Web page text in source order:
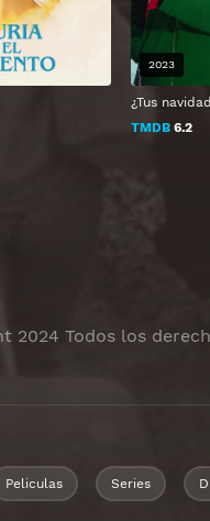
¿Tus
TMDB 6.2
2023
2024 Todos los
Peliculas Series